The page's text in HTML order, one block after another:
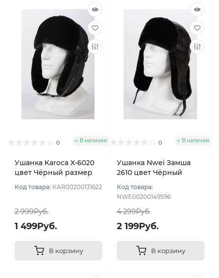
0 В наличии
Ушанка Karoca X-6020
цвет Чёрный размер
Код товара: KAR00200131622
2 999Руб.
1 499Руб.
В корзину
0 В наличии
Ушанка Nwei Замша
2610 цвет Чёрный
Код товара:
NWE00200149596
4 299Руб.
2 199Руб.
В корзину